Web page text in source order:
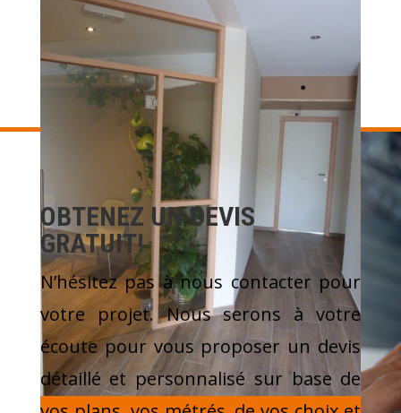
OBTENEZ UN DEVIS
GRATUIT!
N’hésitez pas à nous contacter pour
votre projet. Nous serons à votre
écoute pour vous proposer un devis
détaillé et personnalisé sur base de